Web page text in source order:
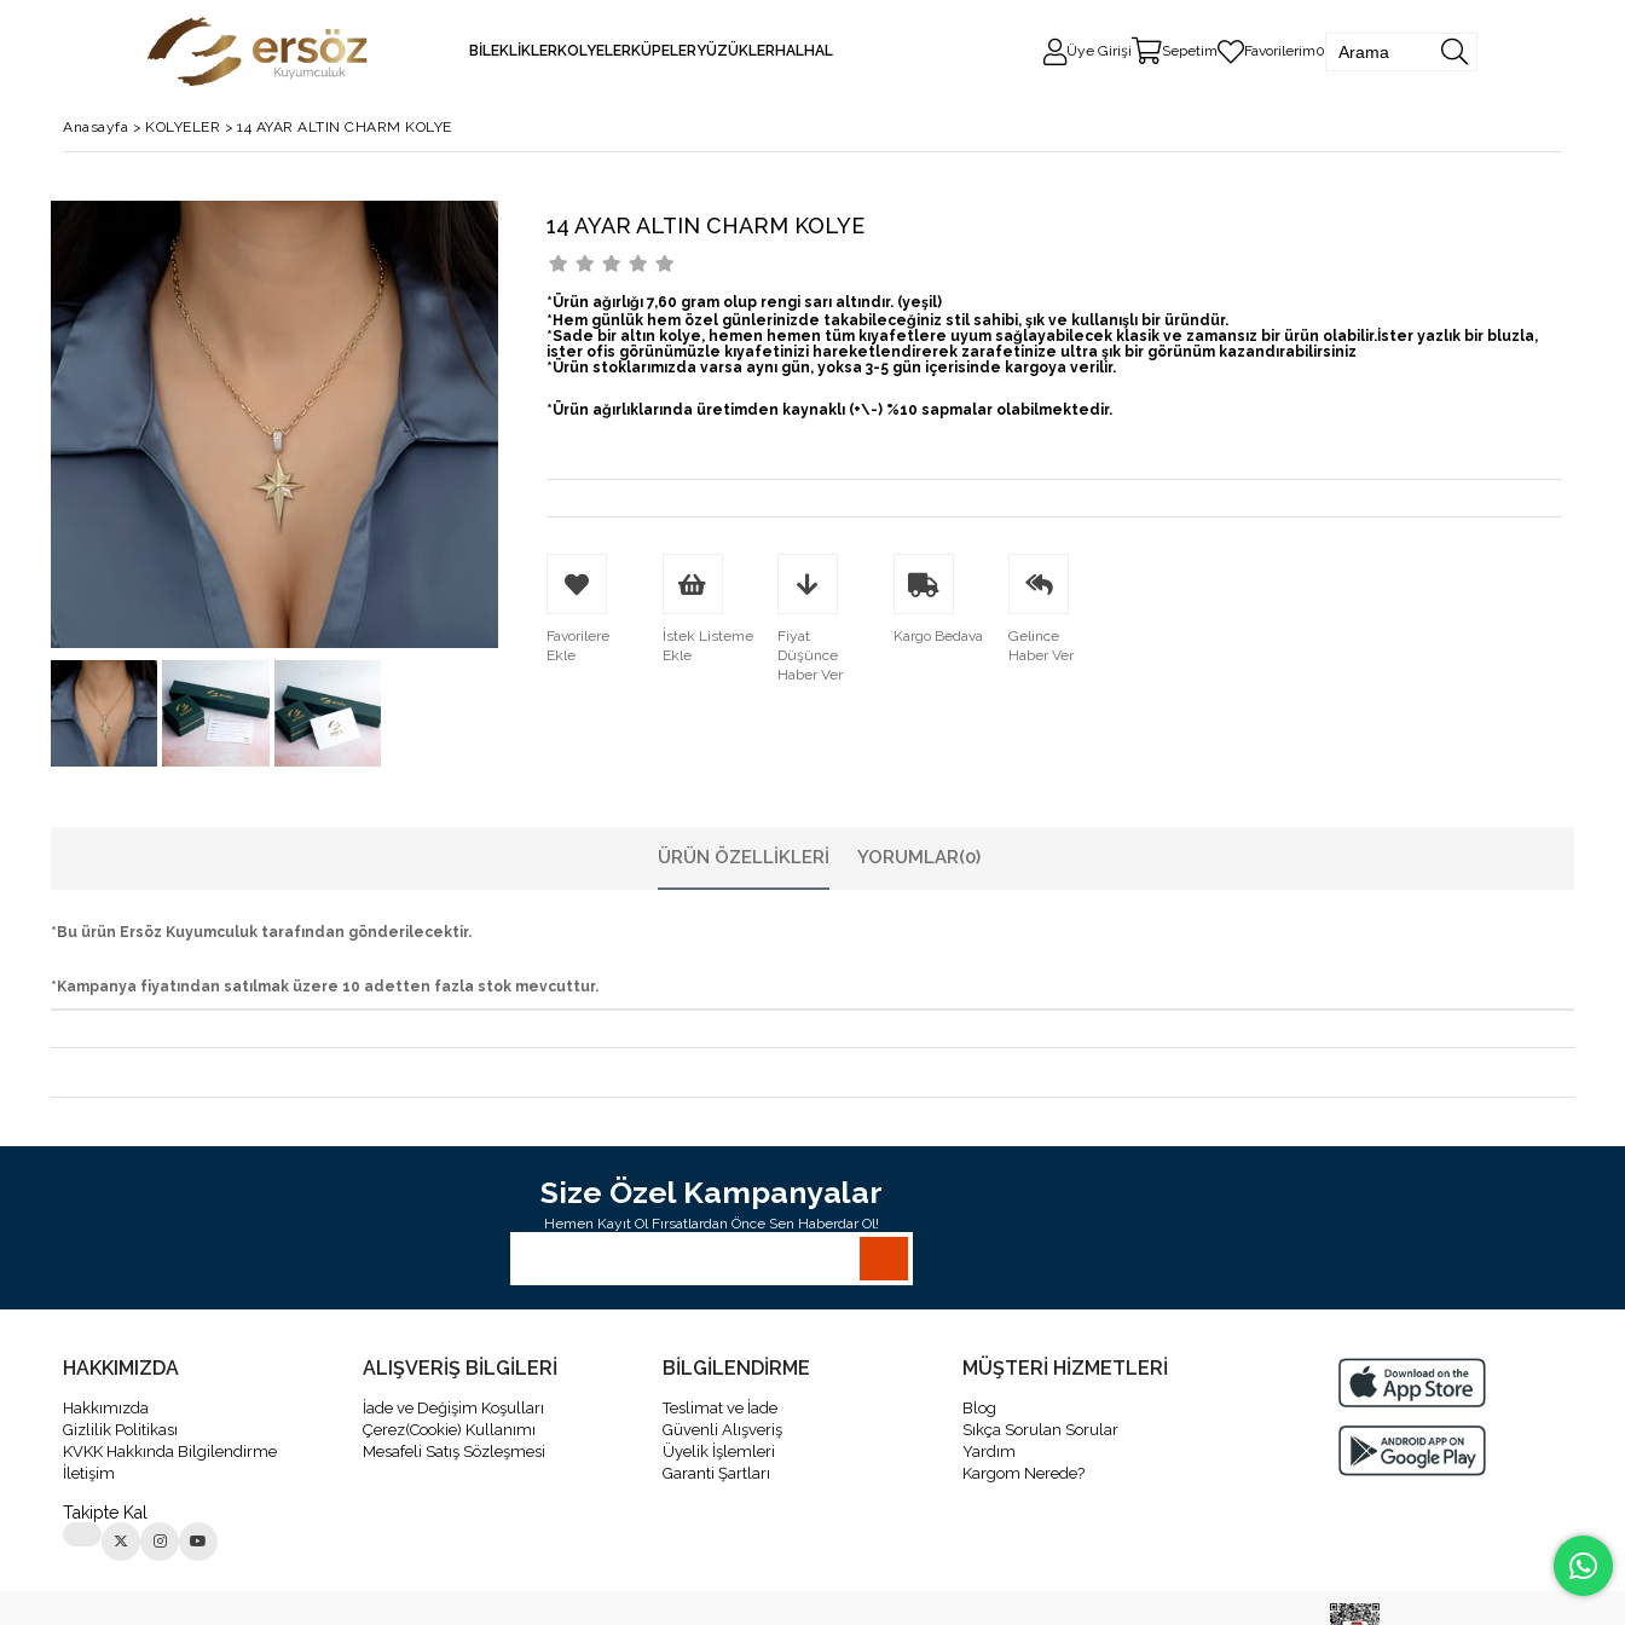
BİLEKLİKLERKOLYELERKÜPELERYÜZÜKLERHALHAL Üye Girişi Sepetim Favorilerim0
Anasayfa > KOLYELER > 14 AYAR ALTIN CHARM KOLYE
14 AYAR ALTIN CHARM KOLYE
*Ürün ağırlığı 7,60 gram olup rengi sarı altındır. (yeşil)
*Hem günlük hem özel günlerinizde takabileceğiniz stil sahibi, şık ve kullanışlı bir üründür.
*Sade bir altın kolye, hemen hemen tüm kıyafetlere uyum sağlayabilecek klasik ve zamansız bir ürün olabilir.İster yazlık bir bluzla,
ister ofis görünümüzle kıyafetinizi hareketlendirerek zarafetinize ultra şık bir görünüm kazandırabilirsiniz
*Ürün stoklarımızda varsa aynı gün, yoksa 3-5 gün içerisinde kargoya verilir.
*Ürün ağırlıklarında üretimden kaynaklı (+\-) %10 sapmalar olabilmektedir.
Favorilere
Ekle
İstek Listeme
Ekle
Fiyat
Düşünce
Haber Ver
Kargo Bedava
Gelince
Haber Ver
ÜRÜN ÖZELLIKLERI YORUMLAR(0)
*Bu ürün Ersöz Kuyumculuk tarafından gönderilecektir.
*Kampanya fiyatından satılmak üzere 10 adetten fazla stok mevcuttur.
Size Özel Kampanyalar
Hemen Kayıt Ol Fırsatlardan Önce Sen Haberdar Ol!
HAKKIMIZDA
Hakkımızda
Gizlilik Politikası
KVKK Hakkında Bilgilendirme
İletişim
Takipte Kal
ALIŞVERİŞ BİLGİLERİ
İade ve Değişim Koşulları
Çerez(Cookie) Kullanımı
Mesafeli Satış Sözleşmesi
BİLGİLENDİRME
Teslimat ve İade
Güvenli Alışveriş
Üyelik İşlemleri
Garanti Şartları
MÜŞTERİ HİZMETLERİ
Blog
Sıkça Sorulan Sorular
Yardım
Kargom Nerede?